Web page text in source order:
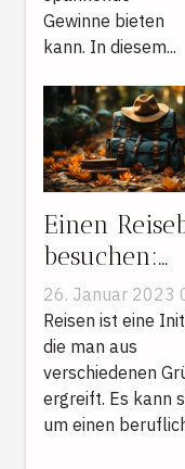
Gewinne bieten
kann. In diesem...
Einen
besuchen:
Welche
hat das ?
26. Januar 2023
Reisen ist eine
die man aus
verschiedenen
ergreift. Es kann
um einen